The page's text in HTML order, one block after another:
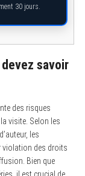
30 jours.
savoir
des risques
visite. Selon les
les
violation des droits
Bien que